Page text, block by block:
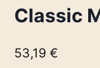
Classic
53,19 €